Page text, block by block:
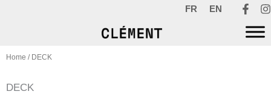
FR EN
Home / DECK
DECK